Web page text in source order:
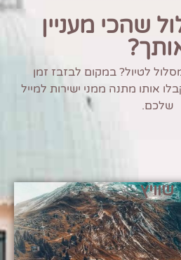
שהכי מעניין
לטיול? במקום לבזבז זמן
אותו מתנה ממני ישירות למייל
שלכם.
שוויץ